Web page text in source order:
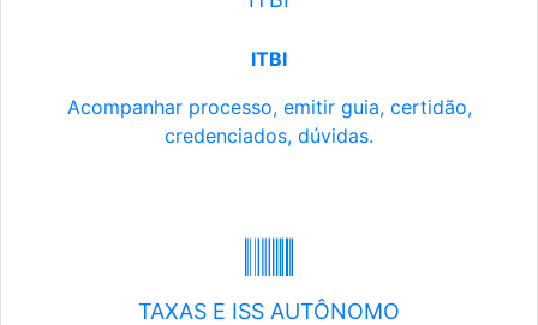
ITBI
Acompanhar processo, emitir guia, certidão,
credenciados, dúvidas.
TAXAS E ISS AUTÔNOMO